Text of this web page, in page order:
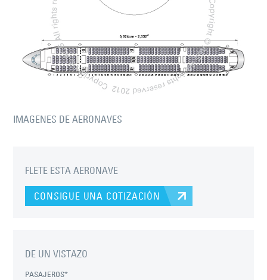
IMAGENES DE AERONAVES
FLETE ESTA AERONAVE
CONSIGUE UNA COTIZACIÓN
DE UN VISTAZO
PASAJEROS*